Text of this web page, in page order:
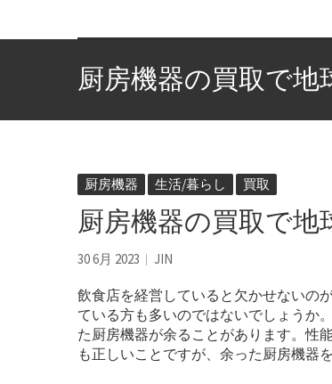
厨房機器の買取で
厨房機器 生活/暮らし 買取
厨房機器の買取で
30 6月 2023 JIN
飲食店を経営していると欠かせないの
ている方も多いのではないでしょうか
た厨房機器が余ることがあります。性
も正しいことですが、余った厨房機器